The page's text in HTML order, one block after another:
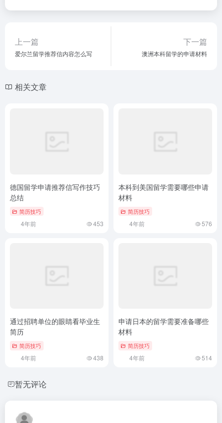
上一篇
爱尔兰留学推荐信内容怎么写
下一篇
澳洲本科留学的申请材料
相关文章
德国留学申请推荐信写作技巧
总结
简历技巧
4年前 453
本科到美国留学需要哪些申请
材料
简历技巧
4年前 576
通过招聘单位的眼睛看毕业生
简历
简历技巧
4年前 438
申请日本的留学需要准备哪些
材料
简历技巧
4年前 514
暂无评论